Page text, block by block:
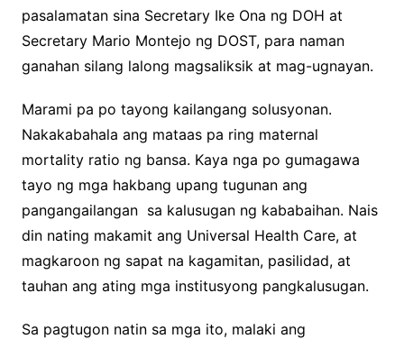
pasalamatan sina Secretary Ike Ona ng DOH at
Secretary Mario Montejo ng DOST, para naman
ganahan silang lalong magsaliksik at mag-ugnayan.
Marami pa po tayong kailangang solusyonan.
Nakakabahala ang mataas pa ring maternal
mortality ratio ng bansa. Kaya nga po gumagawa
tayo ng mga hakbang upang tugunan ang
pangangailangan sa kalusugan ng kababaihan. Nais
din nating makamit ang Universal Health Care, at
magkaroon ng sapat na kagamitan, pasilidad, at
tauhan ang ating mga institusyong pangkalusugan.
Sa pagtugon natin sa mga ito, malaki ang